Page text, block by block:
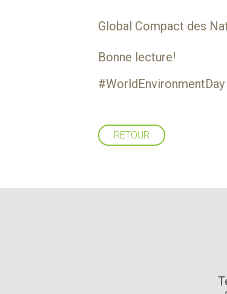
Global Compact des
Bonne lecture!
RETOUR